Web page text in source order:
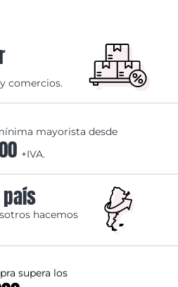
comercios.
mayorista desde
+IVA.
hacemos
supera los